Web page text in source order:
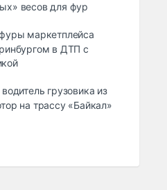
вecoв для фyp
маркетплейса
в ДТП с
грузовика из
на трассу «Байкал»